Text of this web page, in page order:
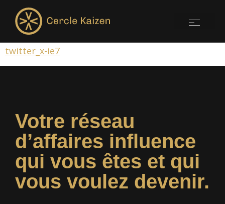
twitter_x-ie7
Votre réseau
d’affaires influence
qui vous êtes et qui
vous voulez devenir.